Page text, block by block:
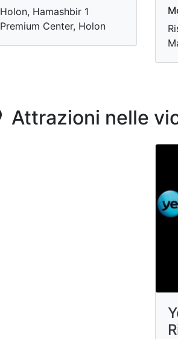
Holon, Hamashbir 1
Premium Center, Holon
Attrazioni nelle